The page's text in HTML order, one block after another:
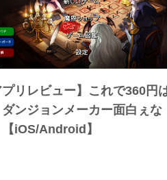
プリレビュー】これで360円
ンジョンメーカー面白ぇな
【iOS/Android】